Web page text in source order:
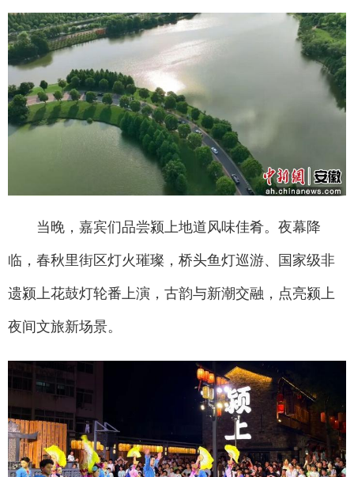
当晚，嘉宾们品尝颍上地道风味佳肴。夜幕降
临，春秋里街区灯火璀璨，桥头鱼灯巡游、国家级非
遗颍上花鼓灯轮番上演，古韵与新潮交融，点亮颍上
夜间文旅新场景。